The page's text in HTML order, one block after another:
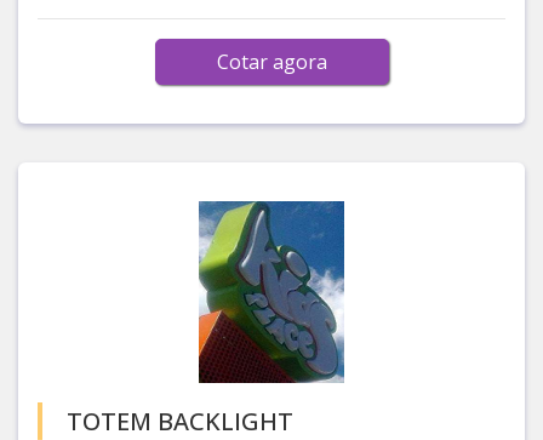
Cotar agora
TOTEM BACKLIGHT